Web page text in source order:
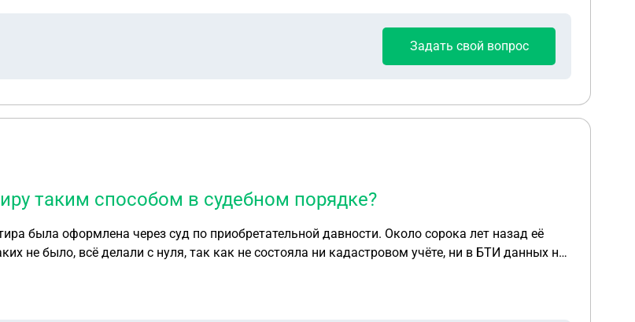
Задать свой вопрос
таким способом в судебном порядке?
была оформлена через суд по приобретательной давности. Около сорока лет назад её
не было, всё делали с нуля, так как не состояла ни кадастровом учёте, ни в БТИ данных не
такая же история. Там нет собственника и она так же нигде не числится. На
и я смогла оформить землю. Юрист советует оформить ту квартиру по приобретательной